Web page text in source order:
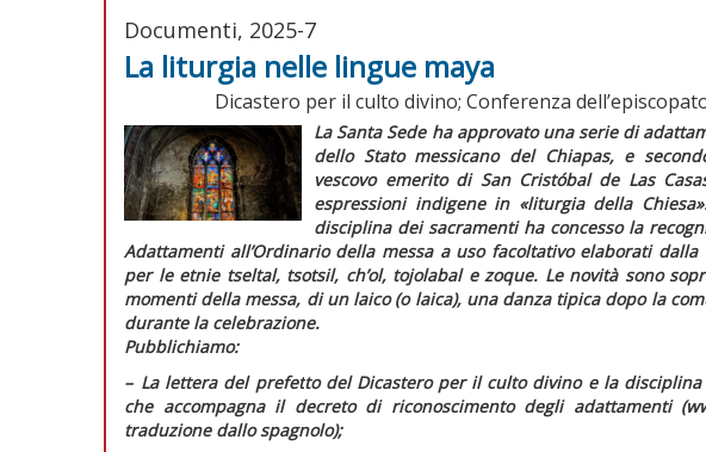
Documenti, 2025-7
La liturgia nelle lingue maya
Dicastero per il culto divino; Conferenza
La Santa Sede ha approvato una serie di
dello Stato messicano del Chiapas, e
vescovo emerito di San Cristóbal de Las
espressioni indigene in «liturgia della Chiesa»
disciplina dei sacramenti ha concesso la
Adattamenti all’Ordinario della messa a uso facoltativoelaborati dalla
per le etnie tseltal, tsotsil, ch’ol, tojolabale zoque. Le novità sono
momenti della messa, di un laico (o laica), una danza tipica dopo la
durante la celebrazione.
Pubblichiamo:
–La lettera del prefetto del Dicastero per il culto divino e la
che accompagna il decreto di riconoscimento degli adattamenti
traduzione dallo spagnolo);